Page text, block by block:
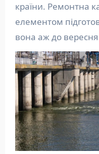
країни. Ремонтна
елементом
вона аж до